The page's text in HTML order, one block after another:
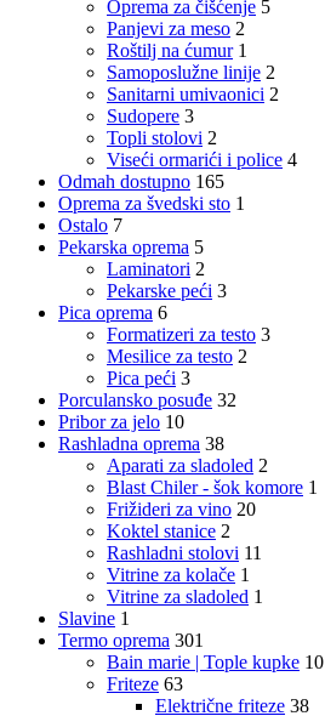
Oprema za čišćenje 5
Panjevi za meso 2
Roštilj na ćumur 1
Samoposlužne linije 2
Sanitarni umivaonici 2
Sudopere 3
Topli stolovi 2
Viseći ormarići i police 4
Odmah dostupno 165
Oprema za švedski sto 1
Ostalo 7
Pekarska oprema 5
Laminatori 2
Pekarske peći 3
Pica oprema 6
Formatizeri za testo 3
Mesilice za testo 2
Pica peći 3
Porculansko posuđe 32
Pribor za jelo 10
Rashladna oprema 38
Aparati za sladoled 2
Blast Chiler - šok komore 1
Frižideri za vino 20
Koktel stanice 2
Rashladni stolovi 11
Vitrine za kolače 1
Vitrine za sladoled 1
Slavine 1
Termo oprema 301
Bain marie | Tople kupke 10
Friteze 63
Električne friteze 38